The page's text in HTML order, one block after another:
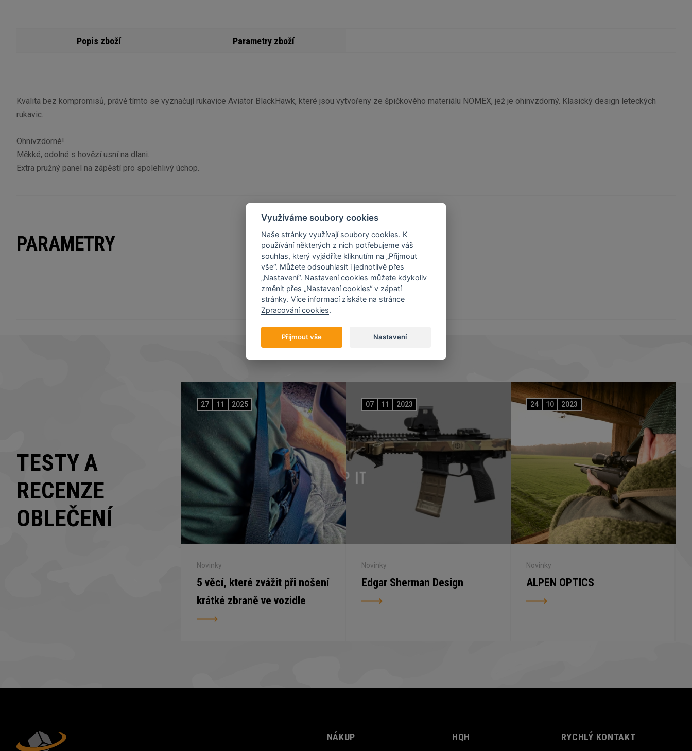
Popis zboží Parametry zboží
Kvalita bez kompromisů, právě tímto se vyznačují rukavice Aviator BlackHawk, které jsou vytvořeny ze špičkového materiálu NOMEX, jež je ohinvzdorný. Klasický design leteckých
rukavic.
Ohnivzdorné!
Měkké, odolné s hovězí usní na dlani.
Extra pružný panel na zápěstí pro spolehlivý úchop.
PARAMETRY Barva Písková
Velikost XXL
TESTY A
RECENZE
OBLEČENÍ
27 11 2025
Novinky
5 věcí, které zvážit při nošení
krátké zbraně ve vozidle
07 11 2023
Novinky
Edgar Sherman Design
24 10 2023
Novinky
ALPEN OPTICS
NÁKUP HQH RYCHLÝ KONTAKT
Využíváme soubory cookies
Naše stránky využívají soubory cookies. K
používání některých z nich potřebujeme váš
souhlas, který vyjádříte kliknutím na „Přijmout
vše“. Můžete odsouhlasit i jednotlivě přes
„Nastavení“. Nastavení cookies můžete kdykoliv
změnit přes „Nastavení cookies“ v zápatí
stránky. Více informací získáte na stránce
Zpracování cookies.
Přijmout vše Nastavení